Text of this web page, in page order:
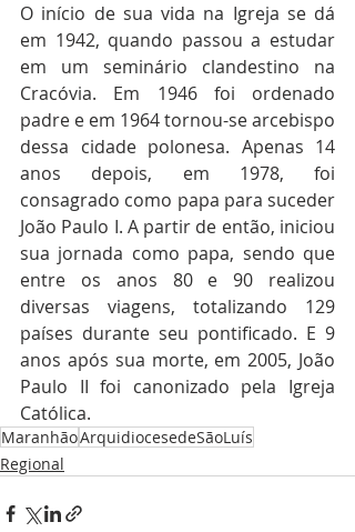
O início de sua vida na Igreja se dá
em 1942, quando passou a estudar
em um seminário clandestino na
Cracóvia. Em 1946 foi ordenado
padre e em 1964 tornou-se arcebispo
dessa cidade polonesa. Apenas 14
anos depois, em 1978, foi
consagrado como papa para suceder
João Paulo I. A partir de então, iniciou
sua jornada como papa, sendo que
entre os anos 80 e 90 realizou
diversas viagens, totalizando 129
países durante seu pontificado. E 9
anos após sua morte, em 2005, João
Paulo II foi canonizado pela Igreja
Católica.
MaranhãoArquidiocesedeSãoLuís
Regional